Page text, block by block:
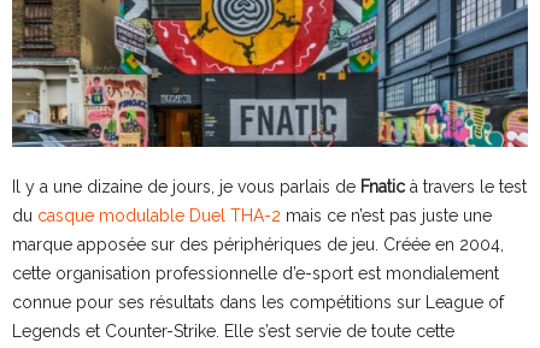
Il y a une dizaine de jours, je vous parlais de Fnaticà travers le test
du casque modulable Duel THA-2 mais ce n’est pas juste une
marque apposée sur des périphériques de jeu. Créée en 2004,
cette organisation professionnelle d’e-sport est mondialement
connue pour ses résultats dans les compétitions sur League of
Legends et Counter-Strike. Elle s’est servie de toute cette